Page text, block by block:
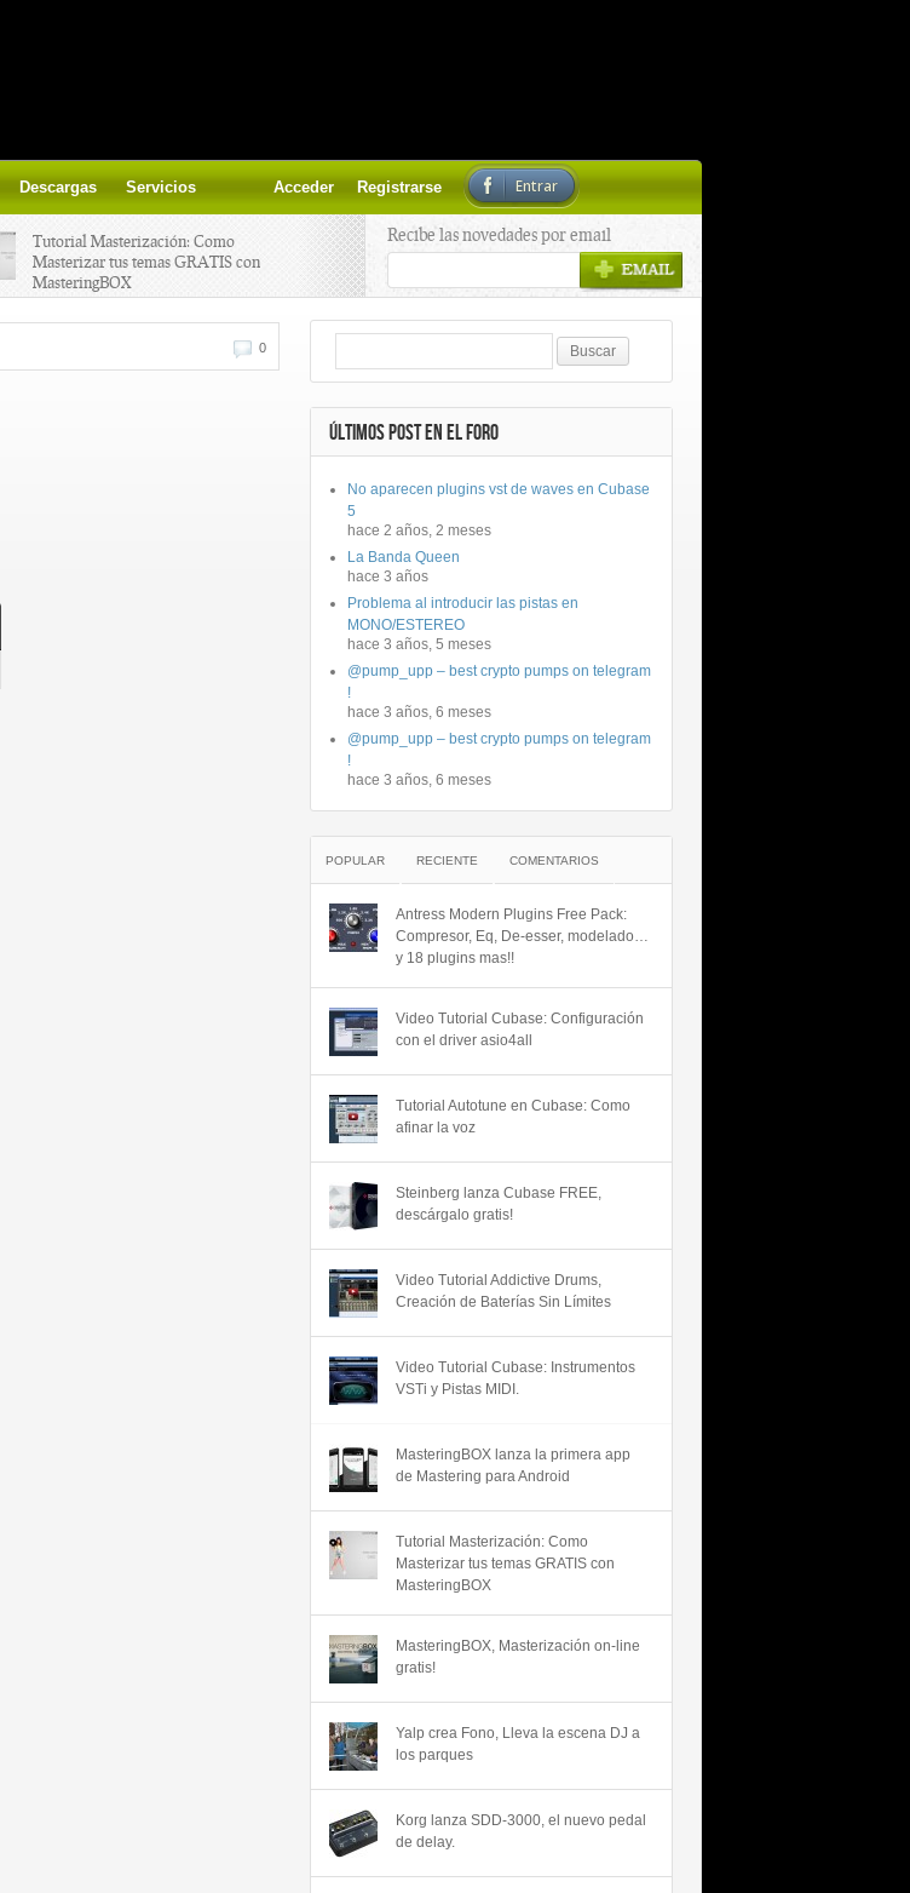
Descargas Servicios Acceder Registrarse Entrar
Tutorial Masterización: Como
Masterizar tus temas GRATIS con
MasteringBOX
Yalp crea Fono, Lleva la escena DJ a
Recibe las novedades por email
0
ÚLTIMOS POST EN EL FORO
No aparecen plugins vst de waves en Cubase
5
hace 2 años, 2 meses
La Banda Queen
hace 3 años
Problema al introducir las pistas en
MONO/ESTEREO
hace 3 años, 5 meses
@pump_upp – best crypto pumps on telegram
!
hace 3 años, 6 meses
@pump_upp – best crypto pumps on telegram
!
hace 3 años, 6 meses
POPULAR RECIENTE COMENTARIOS
Antress Modern Plugins Free Pack:
Compresor, Eq, De-esser, modelado…
y 18 plugins mas!!
Video Tutorial Cubase: Configuración
con el driver asio4all
Tutorial Autotune en Cubase: Como
afinar la voz
Steinberg lanza Cubase FREE,
descárgalo gratis!
Video Tutorial Addictive Drums,
Creación de Baterías Sin Límites
Video Tutorial Cubase: Instrumentos
VSTi y Pistas MIDI.
MasteringBOX lanza la primera app
de Mastering para Android
Tutorial Masterización: Como
Masterizar tus temas GRATIS con
MasteringBOX
MasteringBOX, Masterización on-line
gratis!
Yalp crea Fono, Lleva la escena DJ a
los parques
Korg lanza SDD-3000, el nuevo pedal
de delay.